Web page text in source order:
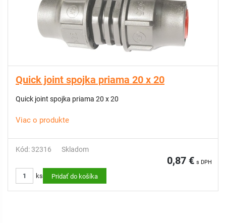
Quick joint spojka priama 20 x 20
Quick joint spojka priama 20 x 20
Viac o produkte
Kód: 32316 Skladom
0,87 € s DPH
ks Pridať do košíka